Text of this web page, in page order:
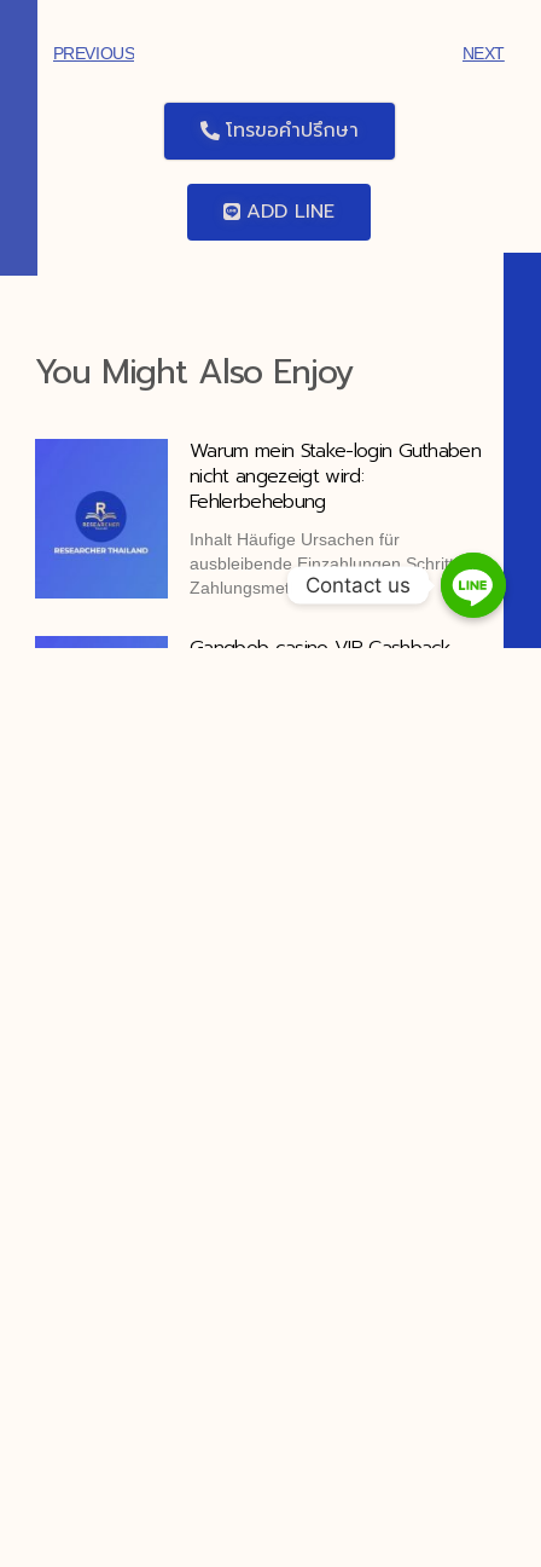
PREVIOUS NEXT
โทรขอคำปรึกษา
ADD LINE
You Might Also Enjoy
Warum mein Stake-login Guthaben
nicht angezeigt wird:
Fehlerbehebung
Inhalt Häufige Ursachen für
ausbleibende Einzahlungen Schritt 1:
Zahlungsmethode und
Gangbob casino VIP Cashback
Contact us